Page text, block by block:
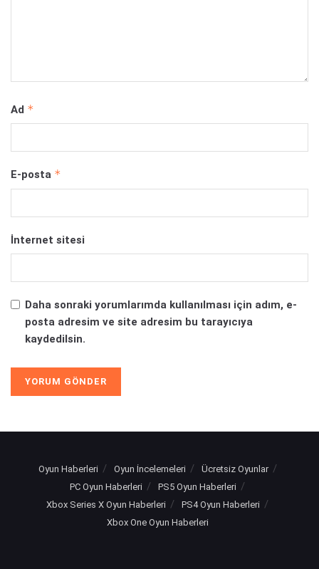
Ad *
E-posta *
İnternet sitesi
Daha sonraki yorumlarımda kullanılması için adım, e-
posta adresim ve site adresim bu tarayıcıya
kaydedilsin.
Oyun Haberleri Oyun İncelemeleri
Ücretsiz Oyunlar
PC Oyun Haberleri
PS5 Oyun Haberleri
Xbox Series X Oyun Haberleri
PS4 Oyun Haberleri
Xbox One Oyun Haberleri